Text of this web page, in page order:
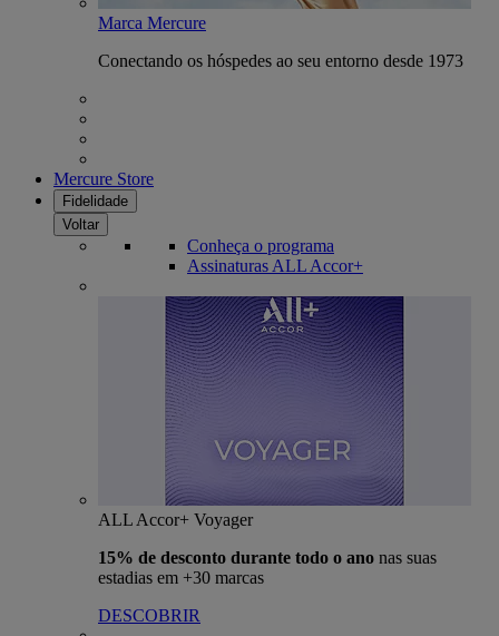
Marca Mercure
Conectando os hóspedes ao seu entorno desde 1973
Mercure Store
Fidelidade
Voltar
Conheça o programa
Assinaturas ALL Accor+
ALL Accor+ Voyager
15% de desconto durante todo o ano nas suas
estadias em +30 marcas
DESCOBRIR